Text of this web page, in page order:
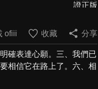
ofiii 收藏 分享
確表達心願。三、我們已
相信它在路上了。六、相